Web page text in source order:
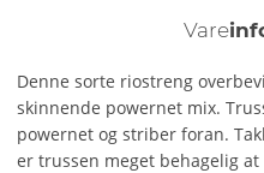
Vare
Denne sorte riostreng
skinnende powernet mix.
powernet og striber foran.
er trussen meget behagelig